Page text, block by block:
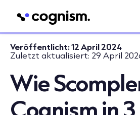
Veröffentlicht:12 April 2024
Zuletzt aktualisiert: 29 April
Wie
Cognism in 3